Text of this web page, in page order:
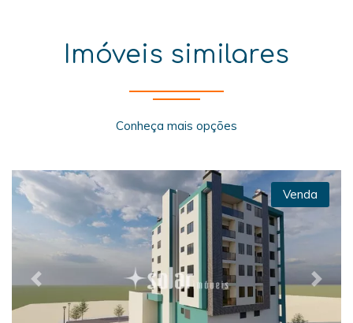
Imóveis similares
Conheça mais opções
Previous Next
Venda